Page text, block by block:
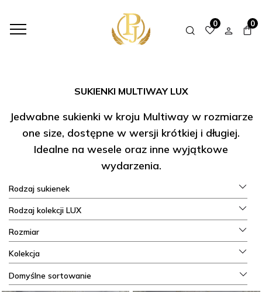
0 0
P&J LUX - SILK
SUKIENKI MULTIWAY LUX
Jedwabne sukienki w kroju Multiway w rozmiarze
one size, dostępne w wersji krótkiej i długiej.
Idealne na wesele oraz inne wyjątkowe
wydarzenia.
Domyślne sortowanie
Rodzaj sukienek
Rodzaj kolekcji LUX
Rozmiar
Kolekcja